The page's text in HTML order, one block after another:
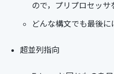
ので，プリプロセッサ
どんな構文でも最後
超並列指向